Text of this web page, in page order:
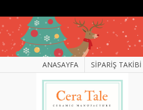
ANASAYFA SİPARİŞ TAKİBİ